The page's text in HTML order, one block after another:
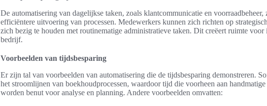
De automatisering van dagelijkse taken, zoals klantcommunicatie en voorraadbeheer,
efficiëntere uitvoering van processen. Medewerkers kunnen zich richten op
zich bezig te houden met routinematige administratieve taken. Dit creëert ruimte
bedrijf.
Voorbeelden van tijdsbesparing
Er zijn tal van voorbeelden van automatisering die de tijdsbesparing demonstreren.
het stroomlijnen van boekhoudprocessen, waardoor tijd die voorheen aan
worden benut voor analyse en planning. Andere voorbeelden omvatten: